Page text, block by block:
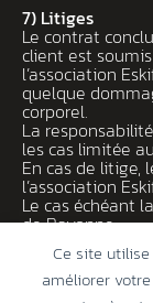
Ce site
améliorer
7) Litiges
Le contrat
client est
l’association
quelque
corporel.
La
les cas limitée
En cas de litige,
l’association
Le cas échéant
de Bayonne